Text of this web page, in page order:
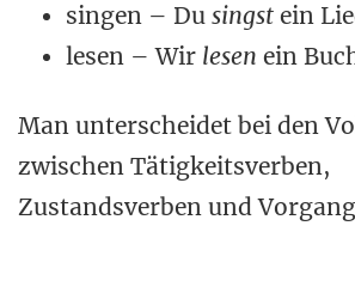
singen – Du singst ein
lesen – Wir lesen ein
Man unterscheidet bei den
zwischen Tätigkeitsverben,
Zustandsverben und